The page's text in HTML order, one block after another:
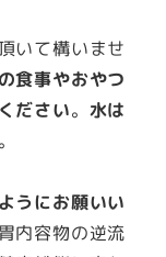
いて構いませ
食事やおやつ
ださい。 水は
。
うにお願いい
内容物の逆流